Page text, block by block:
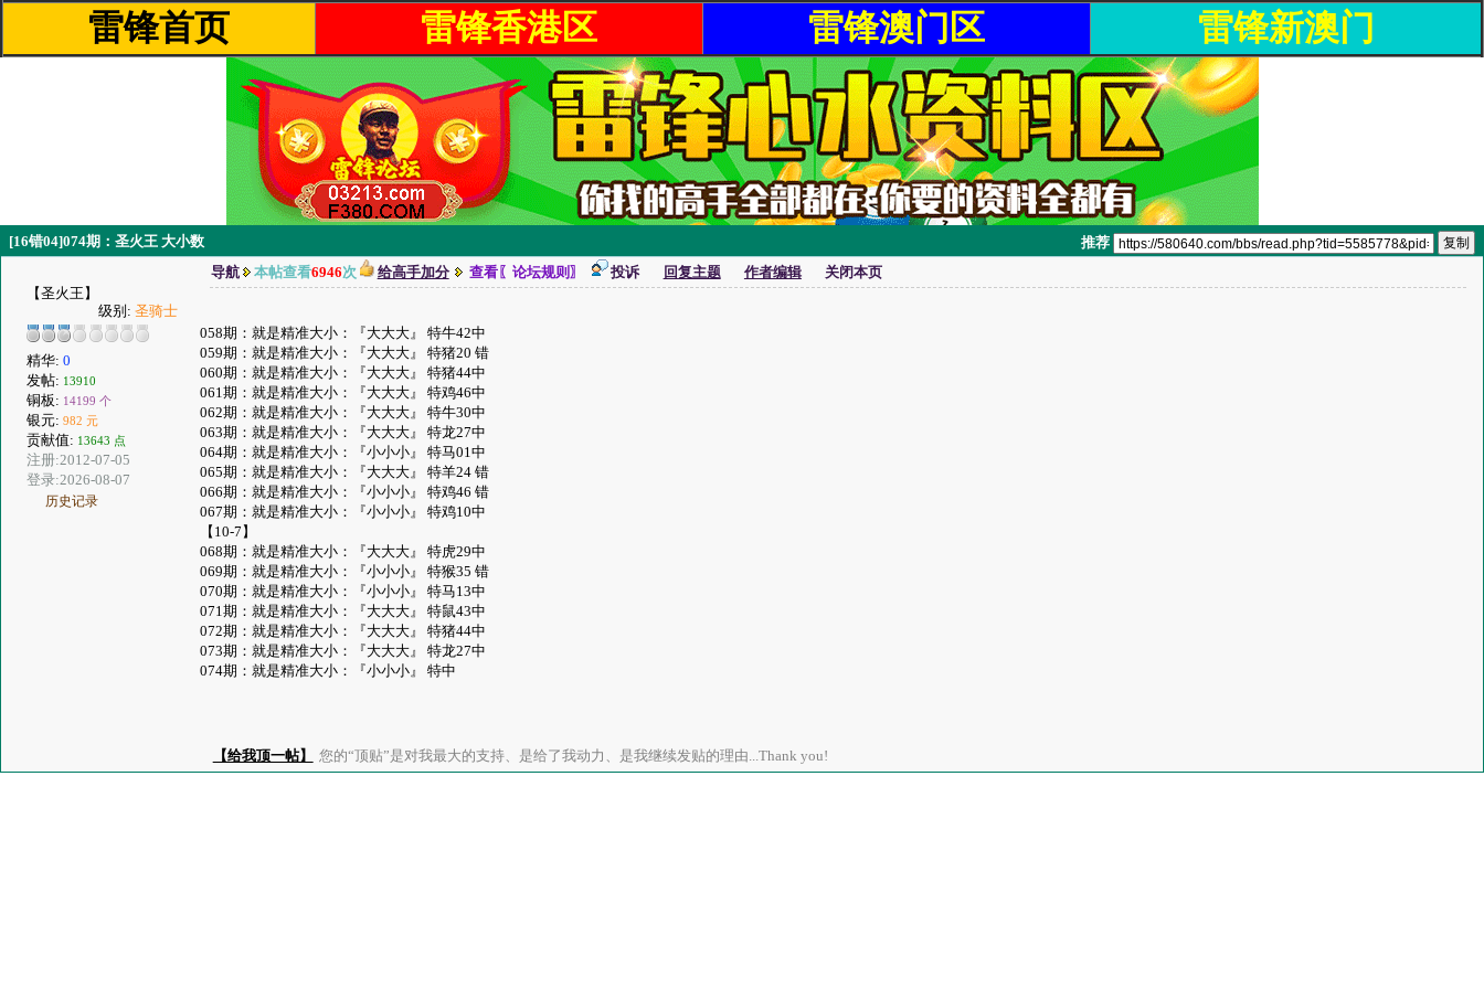
雷锋首页 雷锋香港区 雷锋澳门区 雷锋新澳门
[16错04]074期：圣火王 大小数 推荐
【圣火王】
级别: 圣骑士
精华: 0
发帖: 13910
铜板: 14199 个
银元: 982 元
贡献值: 13643 点
注册:2012-07-05
登录:2026-08-07
历史记录
导航 本帖查看6946次 给高手加分 查看〖论坛规则〗 投诉 回复主题 作者编辑 关闭本页
058期：就是精准大小：『大大大』 特牛42中
059期：就是精准大小：『大大大』 特猪20 错
060期：就是精准大小：『大大大』 特猪44中
061期：就是精准大小：『大大大』 特鸡46中
062期：就是精准大小：『大大大』 特牛30中
063期：就是精准大小：『大大大』 特龙27中
064期：就是精准大小：『小小小』 特马01中
065期：就是精准大小：『大大大』 特羊24 错
066期：就是精准大小：『小小小』 特鸡46 错
067期：就是精准大小：『小小小』 特鸡10中
【10-7】
068期：就是精准大小：『大大大』 特虎29中
069期：就是精准大小：『小小小』 特猴35 错
070期：就是精准大小：『小小小』 特马13中
071期：就是精准大小：『大大大』 特鼠43中
072期：就是精准大小：『大大大』 特猪44中
073期：就是精准大小：『大大大』 特龙27中
074期：就是精准大小：『小小小』 特中
【给我顶一帖】 您的“顶贴”是对我最大的支持、是给了我动力、是我继续发贴的理由...Thank you!